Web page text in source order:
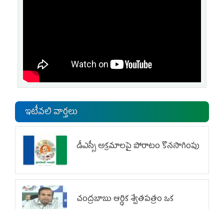
ఇటీవలి వార్తలు
డీఎస్సీ అక్రమాలపై పోరాటం కొనసాగింపు
చంద్రబాబు ఆర్థిక శ్వేతపత్రం ఒక